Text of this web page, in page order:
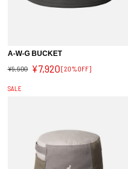
A-W-G BUCKET
¥9,900 ¥7,920 [20%OFF]
SALE